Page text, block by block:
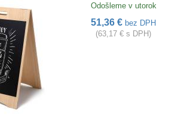
Odošleme v utorok
51,36 € bez DPH
(63,17 € s DPH)